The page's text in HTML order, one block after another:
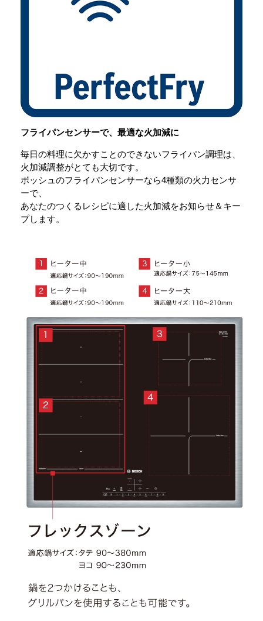
フライパンセンサーで、最適な火加減に
毎日の料理に欠かすことのできないフライパン調理は、
火加減調整がとても大切です。
ボッシュのフライパンセンサーなら4種類の火力センサ
ーで、
あなたのつくるレシピに適した火加減をお知らせ＆キー
プします。